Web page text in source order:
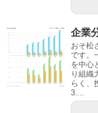
企業
おそ松
です。
を中心
り組織
らく、
3....